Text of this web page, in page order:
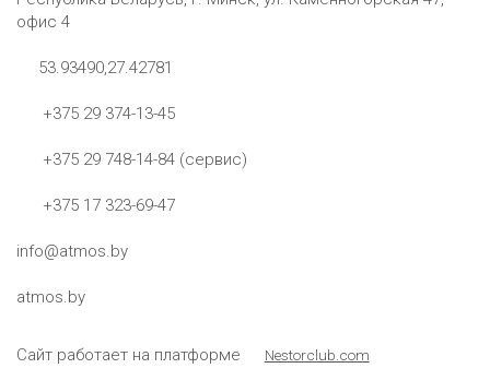
офис 4
53.93490,27.42781
+375 29 374-13-45
+375 29 748-14-84 (сервис)
+375 17 323-69-47
info@atmos.by
atmos.by
Сайт работает на платформе Nestorclub.com